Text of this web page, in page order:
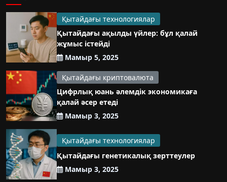
Қытайдағы технологиялар
Қытайдағы ақылды үйлер: бұл қалай
жұмыс істейді
Мамыр 5, 2025
Қытайдағы криптовалюта
Цифрлық юань әлемдік экономикаға
қалай әсер етеді
Мамыр 3, 2025
Қытайдағы технологиялар
Қытайдағы генетикалық зерттеулер
Мамыр 3, 2025